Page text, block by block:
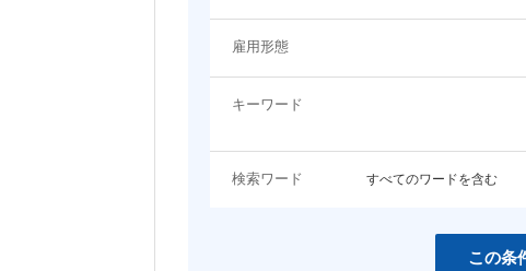
営業・アカウントエグゼクティブ
雇用形態
キーワード
開発言語・フレームワークに関するキーワード
HTML5
検索ワード すべてのワードを含む
この条